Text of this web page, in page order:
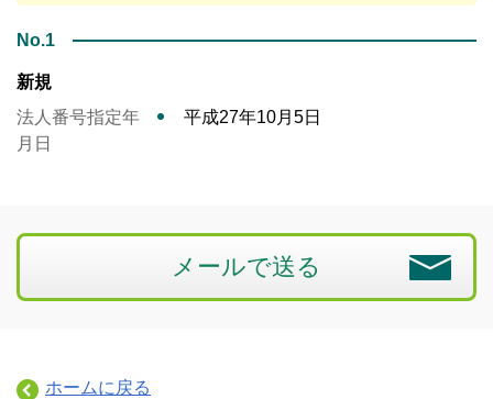
No.1
新規
法人番号指定年
月日
平成27年10月5日
メールで送る
ホームに戻る